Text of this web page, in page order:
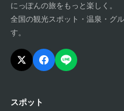
にっぽんの旅をもっと楽しく。
全国の観光スポット・温泉・グ
す。
スポット